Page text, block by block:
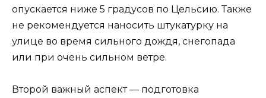
опускается ниже 5 градусов по Цельсию. Также
не рекомендуется наносить штукатурку на
улице во время сильного дождя, снегопада
или при очень сильном ветре.
Второй важный аспект — подготовка